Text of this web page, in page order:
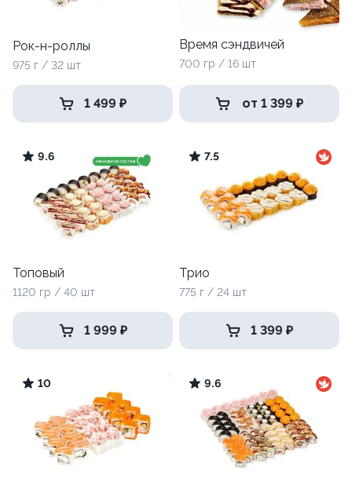
Рок-н-роллы
975 г / 32 шт
1 499 ₽
Время сэндвичей
700 гр / 16 шт
от 1 399 ₽
9.6
Топовый
1120 гр / 40 шт
1 999 ₽
7.5
Трио
775 г / 24 шт
1 399 ₽
10 9.6